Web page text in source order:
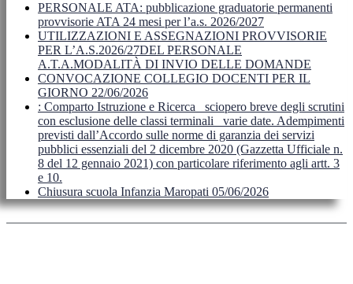
PERSONALE ATA: pubblicazione graduatorie permanenti
provvisorie ATA 24 mesi per l’a.s. 2026/2027
UTILIZZAZIONI E ASSEGNAZIONI PROVVISORIE
PER L’A.S.2026/27DEL PERSONALE
A.T.A.MODALITÀ DI INVIO DELLE DOMANDE
CONVOCAZIONE COLLEGIO DOCENTI PER IL
GIORNO 22/06/2026
: Comparto Istruzione e Ricerca_ sciopero breve degli scrutini
con esclusione delle classi terminali_ varie date. Adempimenti
previsti dall’Accordo sulle norme di garanzia dei servizi
pubblici essenziali del 2 dicembre 2020 (Gazzetta Ufficiale n.
8 del 12 gennaio 2021) con particolare riferimento agli artt. 3
e 10.
Chiusura scuola Infanzia Maropati 05/06/2026